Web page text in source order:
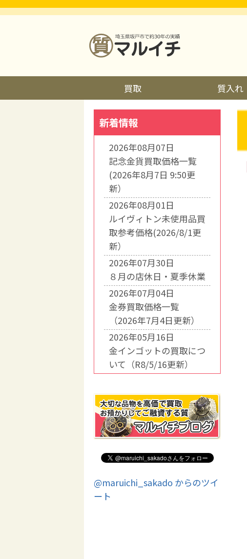
買取 質入れ
新着情報
2026年08月07日
記念金貨買取価格一覧
(2026年8月7日 9:50更
新）
2026年08月01日
ルイヴィトン未使用品買
取参考価格(2026/8/1更
新）
2026年07月30日
８月の店休日・夏季休業
2026年07月04日
金券買取価格一覧
（2026年7月4日更新）
2026年05月16日
金インゴットの買取につ
いて（R8/5/16更新）
@maruichi_sakado からのツイ
ート